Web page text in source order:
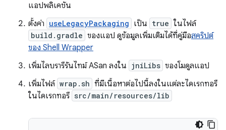
แอปพลิเคชัน
ตั้งค่า useLegacyPackaging เป็น true ในไฟล์
build.gradle ของแอป ดูข้อมูลเพิ่มเติมได้ที่คู่มือสคริปต์
ของ Shell Wrapper
เพิ่มไลบรารีรันไทม์ ASan ลงใน jniLibs ของโมดูลแอป
เพิ่มไฟล์ wrap.sh ที่มีเนื้อหาต่อไปนี้ลงในแต่ละไดเรกทอรี
ในไดเรกทอรี src/main/resources/lib